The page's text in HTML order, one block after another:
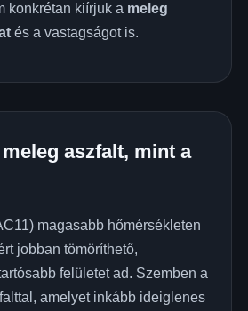
konkrétan kiírjuk a meleg
és a vastagságot is.
aszfalt, mint a
magasabb hőmérsékleten
jobban tömöríthető,
felületet ad. Szemben a
amelyet inkább ideiglenes